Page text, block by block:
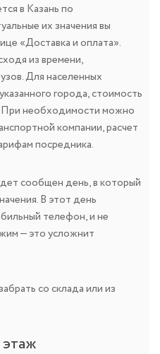
в Казань по
их значения вы
«Доставка и оплата».
из времени,
Для населенных
города, стоимость
необходимости можно
компании, расчет
посредника.
сообщен день, в который
В этот день
телефон, и не
— это усложнит
со склада или из